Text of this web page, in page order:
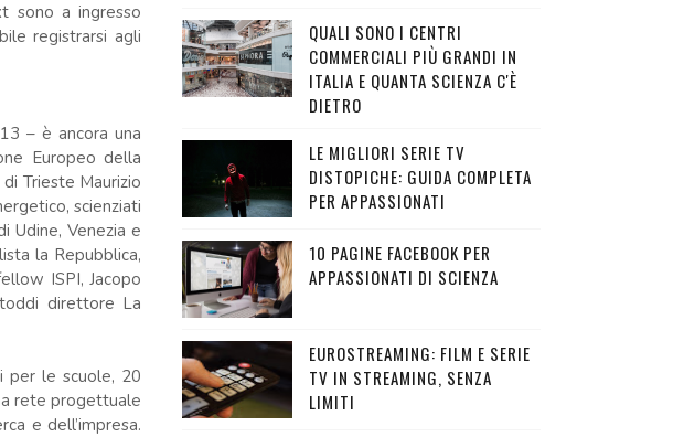
sono a ingresso
registrarsi agli
– è ancora una
Europeo della
Trieste Maurizio
scienziati
Udine, Venezia e
la Repubblica,
ISPI, Jacopo
direttore La
per le scuole, 20
rete progettuale
e dell’impresa.
QUALI SONO I CENTRI
COMMERCIALI PIÙ GRANDI IN
ITALIA E QUANTA SCIENZA C'È
DIETRO
LE MIGLIORI SERIE TV
DISTOPICHE: GUIDA COMPLETA
PER APPASSIONATI
10 PAGINE FACEBOOK PER
APPASSIONATI DI SCIENZA
EUROSTREAMING: FILM E SERIE
TV IN STREAMING, SENZA
LIMITI